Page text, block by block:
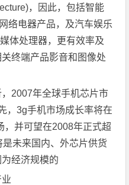
，因此，包括智能
络电器产品，及汽车娱乐
体处理器，更有效率及
终端产品影音和图像处
2007年全球手机芯片市
，3g手机市场成长率将在
，并可望在2008年正式超
未来国内、外芯片供货
经济规模的